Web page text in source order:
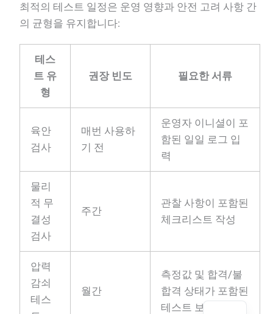
최적의 테스트 일정은 운영 영향과 안전 고려 사항 간
의 균형을 유지합니다:
테스
트 유
형
권장 빈도 필요한 서류
육안
검사
매번 사용하
기 전
운영자 이니셜이 포
함된 일일 로그 입
력
물리
적 무
결성
검사
주간
관찰 사항이 포함된
체크리스트 작성
압력
감쇠
테스
월간
측정값 및 합격/불
합격 상태가 포함된
테스트 보고서
EN
FR
RU
RO
PL